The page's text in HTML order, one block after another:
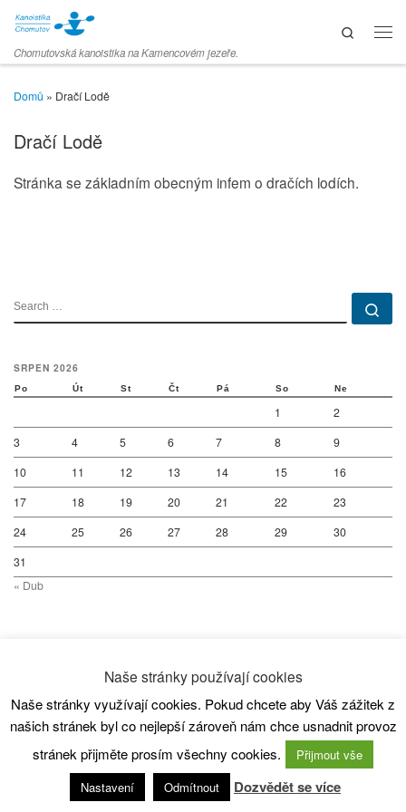
Skip to content
Chomutovská kanoistika na Kamencovém jezeře.
Search
Domů » Dračí Lodě
Dračí Lodě
Stránka se základním obecným infem o dračích lodích.
SEARCH
SRPEN 2026
Po Út St Čt Pá So Ne
1
2
3
4 5 6 7 8
9
10
11 12 13 14 15
16
17
18 19 20 21 22
23
24
25 26 27 28 29
30
31
« Dub
© 2026SC80 Kanoistika– All rights reserved
Powered byWP– Designed with theCustomizr theme
Naše stránky používají cookies
Naše stránky využívají cookies. Pokud chcete aby Váš zážitek z
našich stránek byl co nejlepší zároveň nám chce usnadnit provoz
stránek přijměte prosím všechny cookies.
Přijmout vše
Nastavení
Odmítnout Dozvědět se více